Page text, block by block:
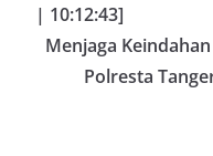
| 10:12:43]
Menjaga
Polresta